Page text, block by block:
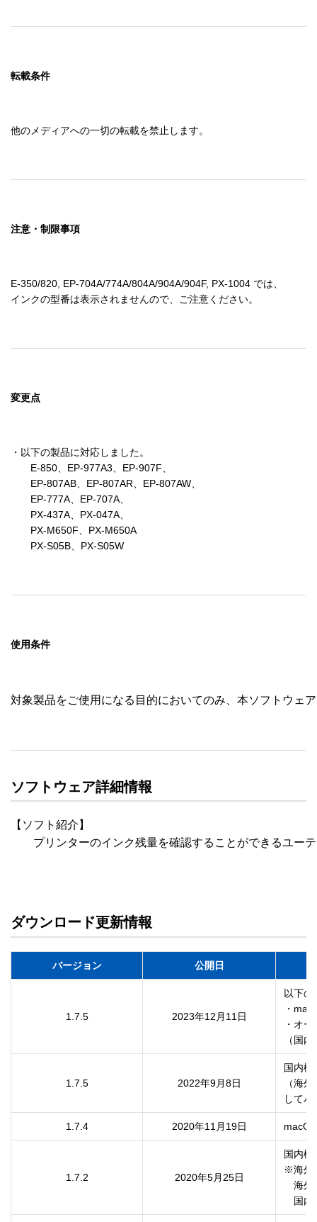
転載条件
他のメディアへの一切の転載を禁止します。
注意・制限事項
E-350/820, EP-704A/774A/804A/904A/904F, PX-1004 では、
変更点
・以下の製品に対応しました。
E-850、EP-977A3、EP-907F、
EP-807AB、EP-807AR、EP-807AW、
EP-777A、EP-707A、
PX-437A、PX-047A、
PX-M650F、PX-M650A
PX-S05B、PX-S05W
使用条件
対象製品をご使用になる目的においてのみ、本ソフトウェ
ソフトウェア詳細情報
【ソフト紹介】
プリンターのインク残量を確認することができるユーテ
ダウンロード更新情報
バージョン 公開日
1.7.5 2023年12月11日
以下の
・
・オ
（国
1.7.5 2022年9月8日
国内機
（海
して
1.7.4 2020年11月19日
1.7.2 2020年5月25日
国内機
※海外
海外
国内